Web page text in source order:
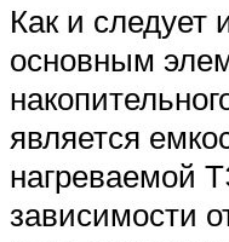
Как и следует
основным
является
нагреваемой
зависимости